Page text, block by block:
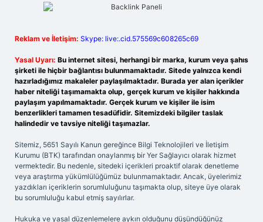
Reklam ve İletişim: Skype: live:.cid.575569c608265c69
Yasal Uyarı: Bu internet sitesi, herhangi bir marka, kurum veya şahıs
şirketi ile hiçbir bağlantısı bulunmamaktadır. Sitede yalnızca kendi
hazırladığımız makaleler paylaşılmaktadır. Burada yer alan içerikler
haber niteliği taşımamakta olup, gerçek kurum ve kişiler hakkında
paylaşım yapılmamaktadır. Gerçek kurum ve kişiler ile isim
benzerlikleri tamamen tesadüfidir. Sitemizdeki bilgiler taslak
halindedir ve tavsiye niteliği taşımazlar.
Sitemiz, 5651 Sayılı Kanun gereğince Bilgi Teknolojileri ve İletişim
Kurumu (BTK) tarafından onaylanmış bir Yer Sağlayıcı olarak hizmet
vermektedir. Bu nedenle, sitedeki içerikleri proaktif olarak denetleme
veya araştırma yükümlülüğümüz bulunmamaktadır. Ancak, üyelerimiz
yazdıkları içeriklerin sorumluluğunu taşımakta olup, siteye üye olarak
bu sorumluluğu kabul etmiş sayılırlar.
Hukuka ve yasal düzenlemelere aykırı olduğunu düşündüğünüz